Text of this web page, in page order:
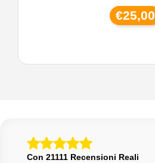
€25,00
Con 21111 Recensioni Reali